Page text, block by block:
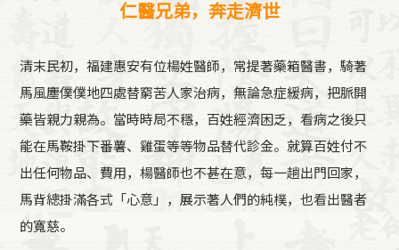
仁醫兄弟，奔走濟世
清末民初，福建惠安有位楊姓醫師，常提著藥箱醫書，騎著
馬風塵僕僕地四處替窮苦人家治病，無論急症緩病，把脈開
藥皆親力親為。當時時局不穩，百姓經濟困乏，看病之後只
能在馬鞍掛下番薯、雞蛋等等物品替代診金。就算百姓付不
出任何物品、費用，楊醫師也不甚在意，每一趟出門回家，
馬背總掛滿各式「心意」，展示著人們的純樸，也看出醫者
的寬慈。